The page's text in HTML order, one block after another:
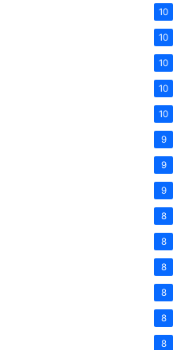
10
10
10
10
10
9
9
9
8
8
8
8
8
8